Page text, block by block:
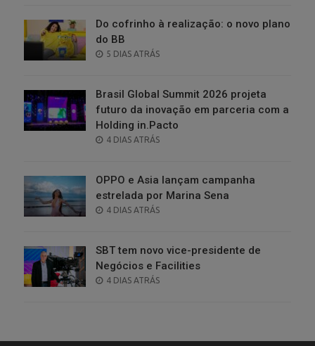
Do cofrinho à realização: o novo plano
do BB
POSTED
5 DIAS ATRÁS
Brasil Global Summit 2026 projeta
futuro da inovação em parceria com a
Holding in.Pacto
POSTED
4 DIAS ATRÁS
OPPO e Asia lançam campanha
estrelada por Marina Sena
POSTED
4 DIAS ATRÁS
SBT tem novo vice-presidente de
Negócios e Facilities
POSTED
4 DIAS ATRÁS